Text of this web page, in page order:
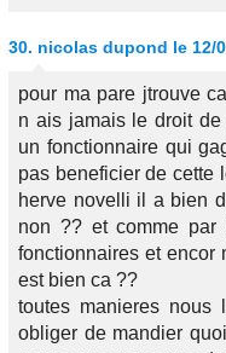
30. nicolas dupond le 12/
pour ma pare jtrouve
n ais jamais le droit
un fonctionnaire qui
pas beneficier de cette
herve novelli il a bien
non ?? et comme par
fonctionnaires et encor
est bien ca ??
toutes manieres nous
obliger de mandier